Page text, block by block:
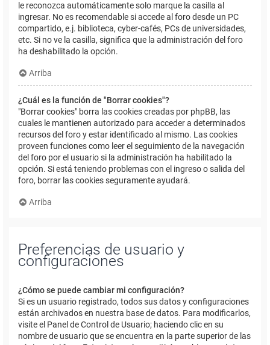
le reconozca automáticamente solo marque la casilla al
ingresar. No es recomendable si accede al foro desde un PC
compartido, e.j. biblioteca, cyber-cafés, PCs de universidades,
etc. Si no ve la casilla, significa que la administración del foro
ha deshabilitado la opción.
Arriba
¿Cuál es la función de "Borrar cookies"?
"Borrar cookies" borra las cookies creadas por phpBB, las
cuales le mantienen autorizado para acceder a determinados
recursos del foro y estar identificado al mismo. Las cookies
proveen funciones como leer el seguimiento de la navegación
del foro por el usuario si la administración ha habilitado la
opción. Si está teniendo problemas con el ingreso o salida del
foro, borrar las cookies seguramente ayudará.
Arriba
Preferencias de usuario y
configuraciones
¿Cómo se puede cambiar mi configuración?
Si es un usuario registrado, todos sus datos y configuraciones
están archivados en nuestra base de datos. Para modificarlos,
visite el Panel de Control de Usuario; haciendo clic en su
nombre de usuario que se encuentra en la parte superior de las